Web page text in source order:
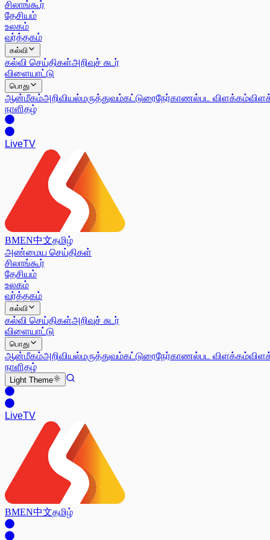
சிலாங்கூர்
தேசியம்
உலகம்
வர்த்தகம்
கல்வி
கல்வி செய்திகள்அறிவுச் சுடர்
விளையாட்டு
பொது
ஆன்மீகம்அறிவியல்மருத்துவம்கட்டுரைநேர்காணல்பட விளக்கம்
நாளிதழ்
LiveTV
BMEN中文தமிழ்
அண்மைய செய்திகள்
சிலாங்கூர்
தேசியம்
உலகம்
வர்த்தகம்
கல்வி
கல்வி செய்திகள்அறிவுச் சுடர்
விளையாட்டு
பொது
ஆன்மீகம்அறிவியல்மருத்துவம்கட்டுரைநேர்காணல்பட விளக்கம்
நாளிதழ்
Light Theme
LiveTV
BMEN中文தமிழ்